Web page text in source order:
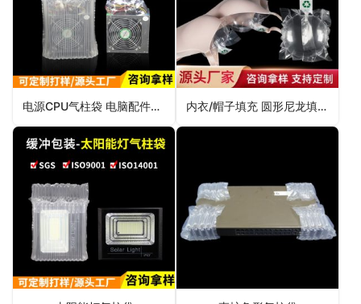
电源CPU气柱袋 电脑配件缓冲保护包装 内衣/帽子填充 圆形尼龙填充袋